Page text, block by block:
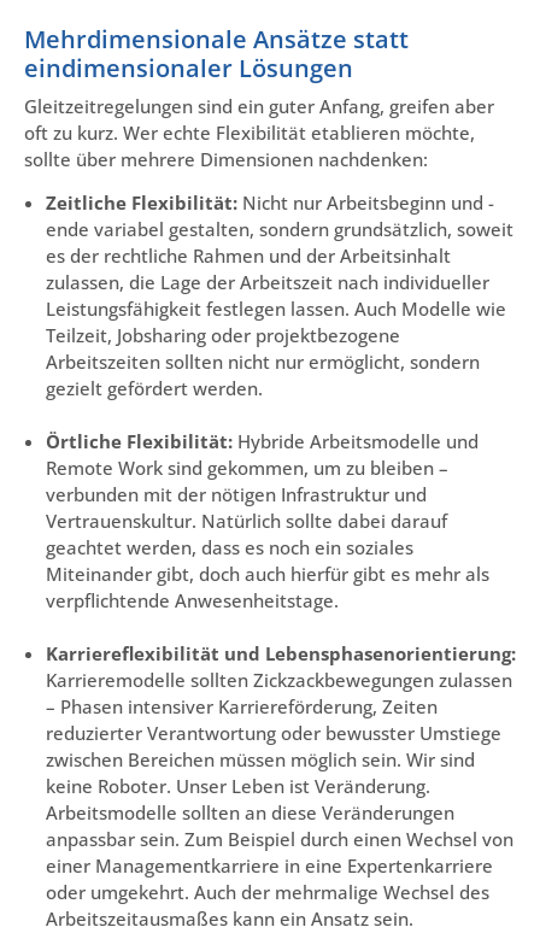
Mehrdimensionale Ansätze statt
eindimensionaler Lösungen
Gleitzeitregelungen sind ein guter Anfang, greifen aber
oft zu kurz. Wer echte Flexibilität etablieren möchte,
sollte über mehrere Dimensionen nachdenken:
Zeitliche Flexibilität: Nicht nur Arbeitsbeginn und -
ende variabel gestalten, sondern grundsätzlich, soweit
es der rechtliche Rahmen und der Arbeitsinhalt
zulassen, die Lage der Arbeitszeit nach individueller
Leistungsfähigkeit festlegen lassen. Auch Modelle wie
Teilzeit, Jobsharing oder projektbezogene
Arbeitszeiten sollten nicht nur ermöglicht, sondern
gezielt gefördert werden.
Örtliche Flexibilität: Hybride Arbeitsmodelle und
Remote Work sind gekommen, um zu bleiben –
verbunden mit der nötigen Infrastruktur und
Vertrauenskultur. Natürlich sollte dabei darauf
geachtet werden, dass es noch ein soziales
Miteinander gibt, doch auch hierfür gibt es mehr als
verpflichtende Anwesenheitstage.
Karriereflexibilität und Lebensphasenorientierung:
Karrieremodelle sollten Zickzackbewegungen zulassen
– Phasen intensiver Karriereförderung, Zeiten
reduzierter Verantwortung oder bewusster Umstiege
zwischen Bereichen müssen möglich sein. Wir sind
keine Roboter. Unser Leben ist Veränderung.
Arbeitsmodelle sollten an diese Veränderungen
anpassbar sein. Zum Beispiel durch einen Wechsel von
einer Managementkarriere in eine Expertenkarriere
oder umgekehrt. Auch der mehrmalige Wechsel des
Arbeitszeitausmaßes kann ein Ansatz sein.